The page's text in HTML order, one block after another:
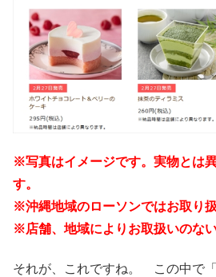
※写真はイメージです。実物とは
す。
※沖縄地域のローソンではお取り
※店舗、地域によりお取扱いのな
それが、これですね。 この中で